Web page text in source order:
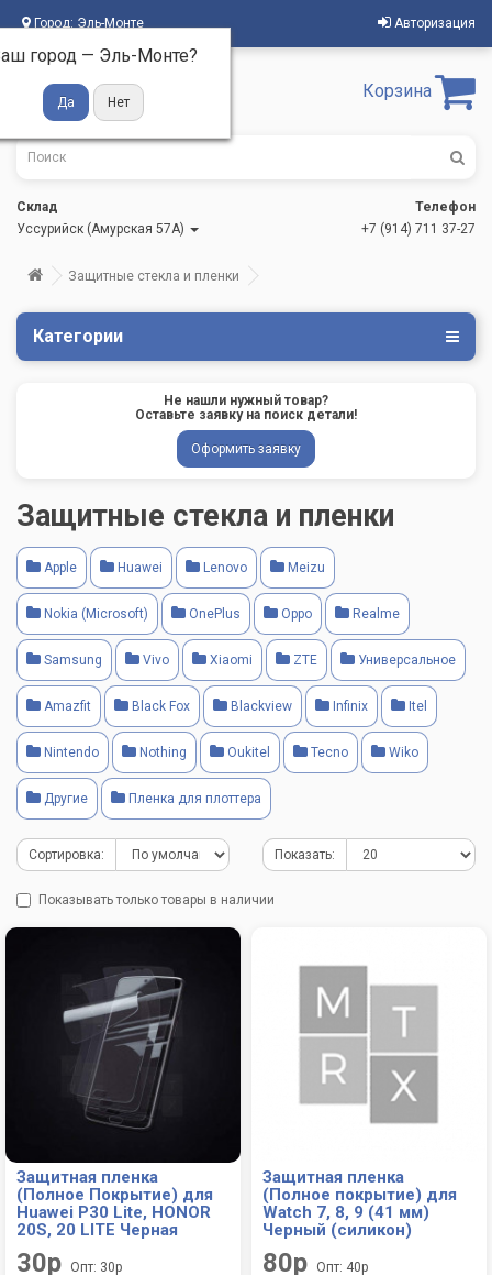
Город: Эль-Монте
город — Эль-Монте?
Авторизация
Корзина
Склад
Уссурийск (Амурская 57А)
Телефон
+7 (914) 711 37-27
Защитные стекла и пленки
Категории
Не нашли нужный товар?
Оставьте заявку на поиск детали!
Оформить заявку
Защитные стекла и пленки
Apple Huawei Lenovo Meizu
Nokia (Microsoft) OnePlus Oppo Realme
Samsung Vivo Xiaomi ZTE Универсальное
Amazfit Black Fox Blackview Infinix Itel
Nintendo Nothing Oukitel Tecno Wiko
Другие Пленка для плоттера
Сортировка: Показать:
Показывать только товары в наличии
Защитная пленка
(Полное Покрытие) для
Huawei P30 Lite, HONOR
20S, 20 LITE Черная
30р Опт: 30р
Защитная пленка
(Полное покрытие) для
Watch 7, 8, 9 (41 мм)
Черный (силикон)
80р Опт: 40р